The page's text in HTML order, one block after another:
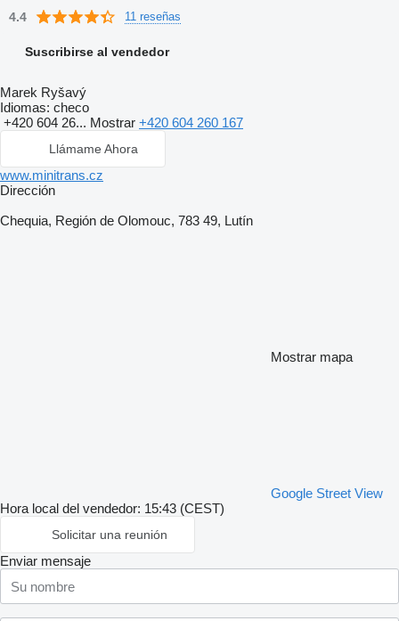
4.4 11 reseñas
Suscribirse al vendedor
Marek Ryšavý
Idiomas: checo
+420 604 26... Mostrar +420 604 260 167
Llámame Ahora
www.minitrans.cz
Dirección
Chequia, Región de Olomouc, 783 49, Lutín
Mostrar mapa
Google Street View
Hora local del vendedor: 15:43 (CEST)
Solicitar una reunión
Enviar mensaje